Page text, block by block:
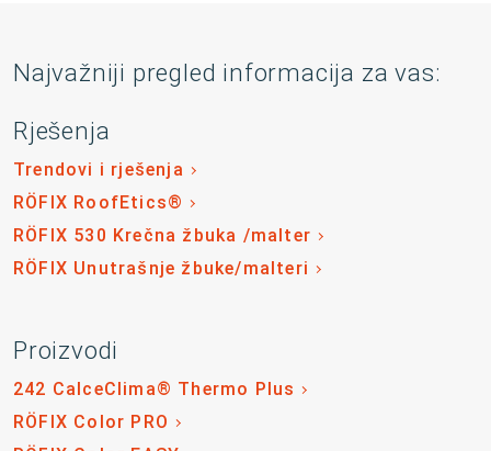
Najvažniji pregled informacija za vas:
Rješenja
Trendovi i rješenja
RÖFIX RoofEtics®
RÖFIX 530 Krečna žbuka /malter
RÖFIX Unutrašnje žbuke/malteri
Proizvodi
242 CalceClima® Thermo Plus
RÖFIX Color PRO